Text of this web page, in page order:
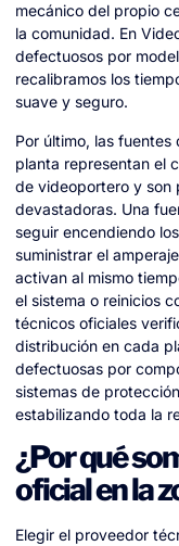
mecánico del propio
la comunidad. En
defectuosos por
recalibramos los
suave y seguro.
Por último, las
planta representan el
de videoportero y son
devastadoras. Una
seguir encendiendo
suministrar el
activan al mismo
el sistema o reinicios
técnicos oficiales
distribución en cada
defectuosas por
sistemas de
estabilizando toda la
¿Por qué
oficial en la
Elegir el proveedor